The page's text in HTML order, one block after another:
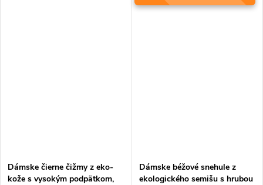
Dámske čierne čižmy z eko-
kože s vysokým podpätkom,
Dámske béžové snehule z
ekologického semišu s hrubou